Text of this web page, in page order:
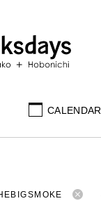
CALENDAR